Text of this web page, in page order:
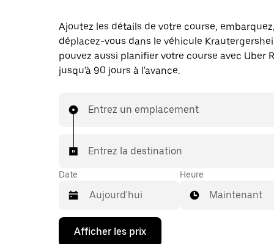
Ajoutez les détails de votre course,
déplacez-vous dans le véhicule
pouvez aussi planifier votre course avec Uber
jusqu'à 90 jours à l'avance.
Entrez un emplacement
Entrez la destination
Date
Appuyez
Heure
Maintenant
Afficher les prix